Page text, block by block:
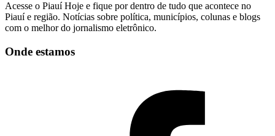
Acesse o Piauí Hoje e fique por dentro de tudo que acontece no
Piauí e região. Notícias sobre política, municípios, colunas e blogs
com o melhor do jornalismo eletrônico.
Onde estamos